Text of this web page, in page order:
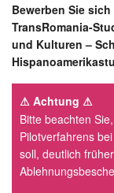
Bewerben Sie
TransRomania-
und Kulturen –
⚠ Achtung ⚠
Bitte beachten
Pilotverfahrens
soll, deutlich